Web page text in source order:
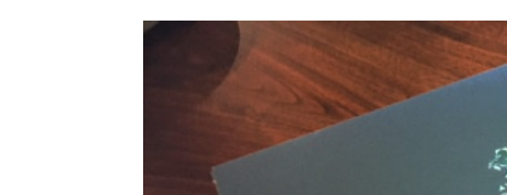
商品情報
ATELIER MOKUBAの一枚板テーブル
ATELIER MOKUBAの一枚板×異素材
特別なダイニングチェア